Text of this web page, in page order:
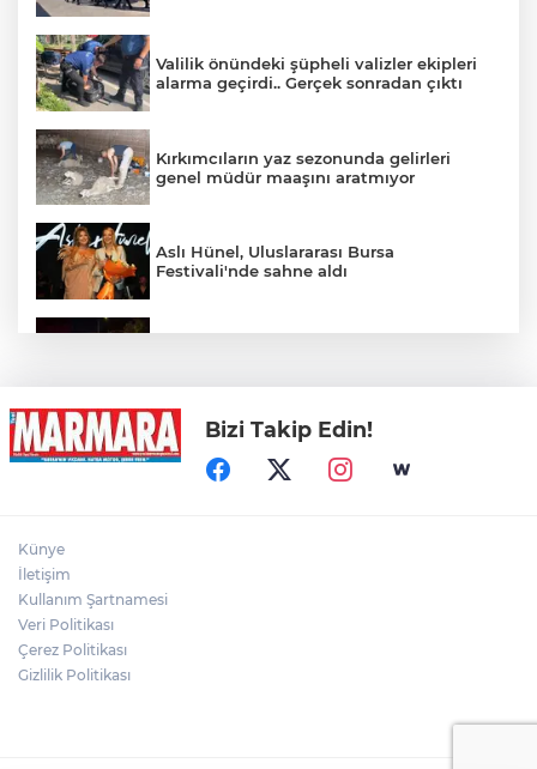
Valilik önündeki şüpheli valizler ekipleri
alarma geçirdi.. Gerçek sonradan çıktı
Kırkımcıların yaz sezonunda gelirleri
genel müdür maaşını aratmıyor
Aslı Hünel, Uluslararası Bursa
Festivali'nde sahne aldı
Nilüfer'de 7 mahalleye yeni park geliyor
Bizi Takip Edin!
Künye
İletişim
Kullanım Şartnamesi
Veri Politikası
Çerez Politikası
Gizlilik Politikası